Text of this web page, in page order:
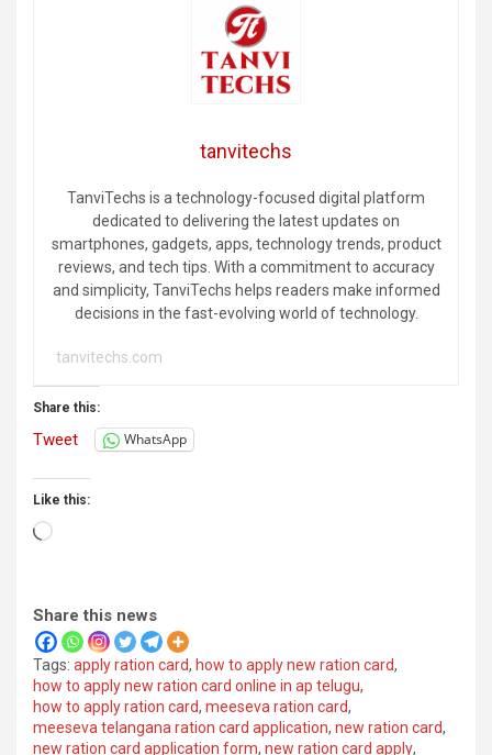
tanvitechs
TanviTechs is a technology-focused digital platform
dedicated to delivering the latest updates on
smartphones, gadgets, apps, technology trends, product
reviews, and tech tips. With a commitment to accuracy
and simplicity, TanviTechs helps readers make informed
decisions in the fast-evolving world of technology.
tanvitechs.com
Share this:
Tweet WhatsApp
Like this:
Loading…
Share this news
Tags: apply ration card, how to apply new ration card,
how to apply new ration card online in ap telugu,
how to apply ration card, meeseva ration card,
meeseva telangana ration card application, new ration card,
new ration card application form, new ration card apply,